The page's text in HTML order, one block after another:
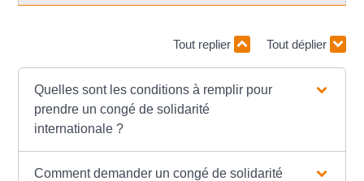
Tout replier Tout déplier
Quelles sont les conditions à remplir pour
prendre un congé de solidarité
internationale ?
Comment demander un congé de solidarité